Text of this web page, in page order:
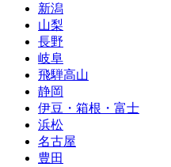
新潟
山梨
長野
岐阜
飛騨高山
静岡
伊豆・箱根・富士
浜松
名古屋
豊田